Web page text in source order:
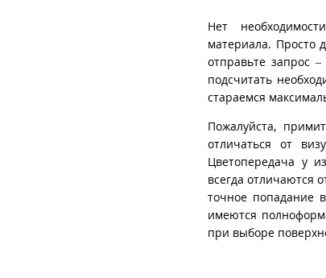
Нет
материала. Просто
отправьте запрос
подсчитать
стараемся
Пожалуйста,
отличаться от
Цветопередача у
всегда отличаются
точное попадание
имеются
при выборе